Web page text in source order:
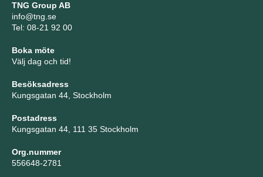
TNG Group AB
info@tng.se
Tel: 08-21 92 00
Boka möte
Välj dag och tid!
Besöksadress
Kungsgatan 44, Stockholm
Postadress
Kungsgatan 44, 111 35 Stockholm
Org.nummer
556648-2781